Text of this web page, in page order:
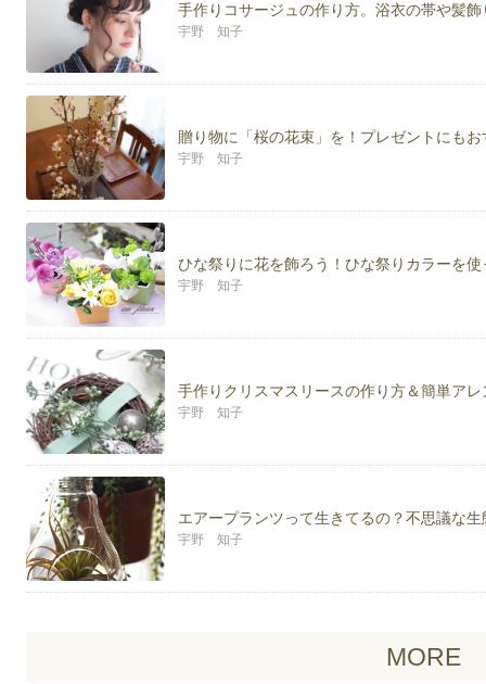
La vie en Fleur
http://www.la-vieen.co.jp/
ブログ
こどもと一緒に・・・葉っぱなまいにち
フローリストの・・・葉っぱなまいにち
★手作り雑貨サイト
minne
手作りコサージュの作り方。浴衣の帯や髪
宇野 知子
贈り物に「桜の花束」を！プレゼントにも
宇野 知子
ひな祭りに花を飾ろう！ひな祭りカラーを
宇野 知子
手作りクリスマスリースの作り方＆簡単ア
宇野 知子
エアープランツって生きてるの？不思議な
宇野 知子
MORE